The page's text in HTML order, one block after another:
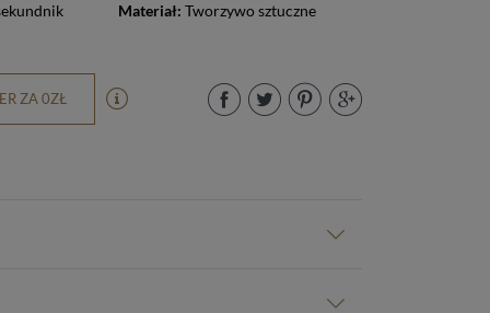
Materiał:Tworzywo sztuczne
ZA 0ZŁ